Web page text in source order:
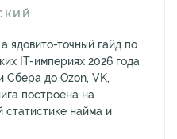
ядовито-точный гайд по
IT-империях 2026 года
Сбера до Ozon, VK,
построена на
статистике найма и